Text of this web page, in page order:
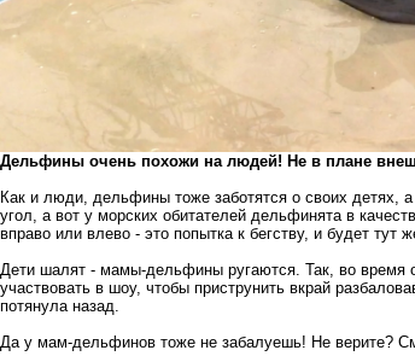
Дельфины очень похожи на людей! Не в плане
Как и люди, дельфины тоже заботятся о своих детях,
угол, а вот у морских обитателей дельфинята в
вправо или влево - это попытка к бегству, и будет тут
Дети шалят - мамы-дельфины ругаются. Так, во время
участвовать в шоу, чтобы приструнить вкрай
потянула назад.
Да у мам-дельфинов тоже не забалуешь! Не верите?